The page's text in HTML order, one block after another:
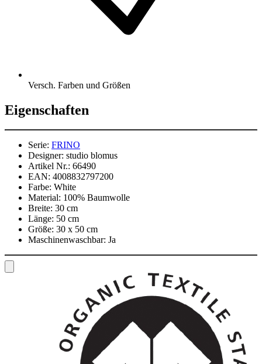
Versch. Farben und Größen
Eigenschaften
Serie: FRINO
Designer: studio blomus
Artikel Nr.: 66490
EAN: 4008832797200
Farbe: White
Material: 100% Baumwolle
Breite: 30 cm
Länge: 50 cm
Größe: 30 x 50 cm
Maschinenwaschbar: Ja